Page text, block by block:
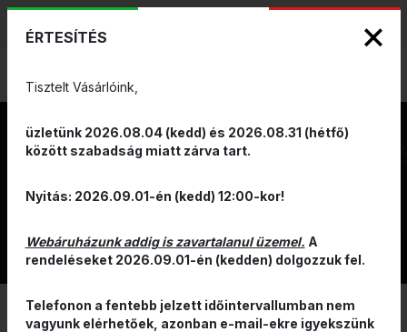
HUN
HAND
ÉRTESÍTÉS
Tisztelt Vásárlóink,
üzletünk 2026.08.04 (kedd) és 2026.08.31 (hétfő)
között szabadság miatt zárva tart.
Nyitás: 2026.09.01-én (kedd) 12:00-kor!
Webáruházunk addig is zavartalanul üzemel. A
rendeléseket 2026.09.01-én (kedden) dolgozzuk fel.
Telefonon a fentebb jelzett időintervallumban nem
vagyunk elérhetőek, azonban e-mail-ekre igyekszünk